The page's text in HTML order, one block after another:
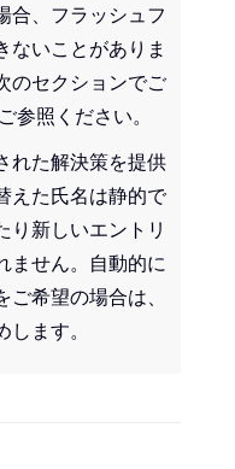
合、フラッシュフ
ないことがありま
のセクションでご
参照ください。
れた解決策を提供
えた氏名は静的で
り新しいエントリ
ません。自動的に
希望の場合は、
します。